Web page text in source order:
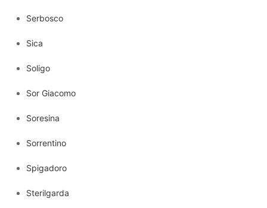
Serbosco
Sica
Soligo
Sor Giacomo
Soresina
Sorrentino
Spigadoro
Sterilgarda